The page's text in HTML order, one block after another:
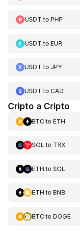
USDT to PHP
USDT to EUR
USDT to JPY
USDT to CAD
Cripto a Cripto
BTCto ETH
SOL to TRX
ETH to SOL
ETH to BNB
BTCto DOGE